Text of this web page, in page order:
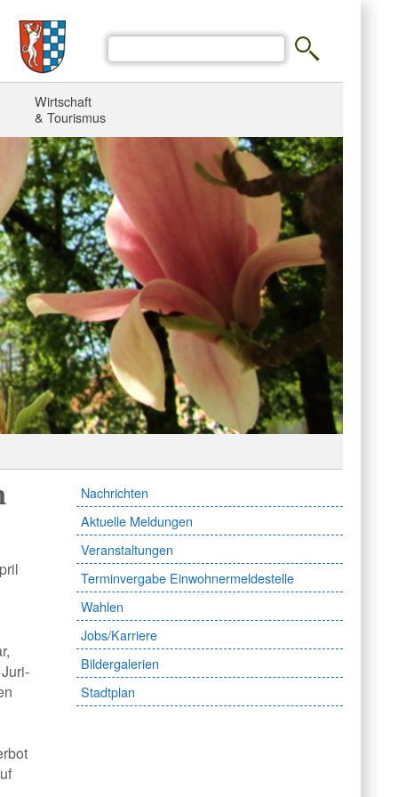
Wirtschaft
& Tourismus
Nachrichten
Aktuelle Meldungen
Veranstaltungen
Terminvergabe Einwohnermeldestelle
Wahlen
Jobs/Karriere
Bildergalerien
Stadtplan